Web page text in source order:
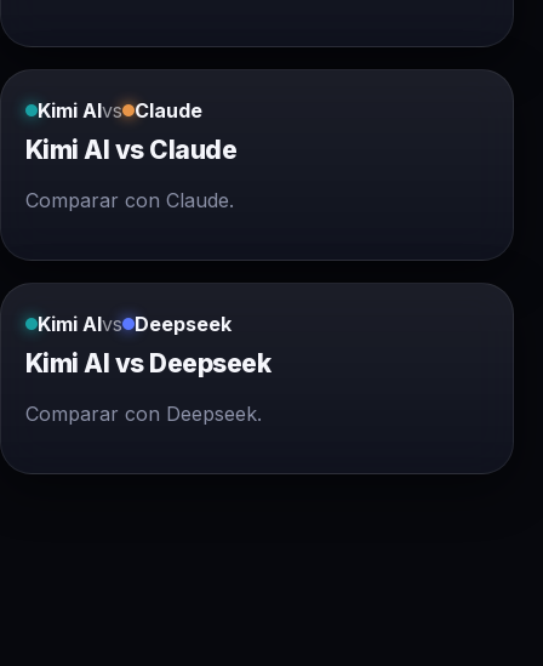
Kimi AIvs Claude
Kimi AI vs Claude
Comparar con Claude.
Kimi AIvs Deepseek
Kimi AI vs Deepseek
Comparar con Deepseek.